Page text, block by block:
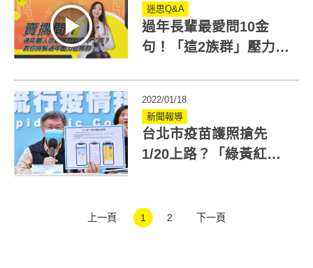
迷思Q&A
過年長輩最愛問10金
句！「這2族群」壓力超
2022/01/18
新聞報導
台北市疫苗護照搶先
1/20上路？「綠黃紅三
上一頁 1 2 下一頁